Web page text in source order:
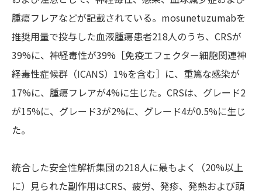
腫瘍フレアなどが記載されている。mosunetuzumabを
推奨用量で投与した血液腫瘍患者218人のうち、CRSが
39%に、神経毒性が39%［免疫エフェクター細胞関連神
経毒性症候群（ICANS）1%を含む］に、重篤な感染が
17%に、腫瘍フレアが4%に生じた。CRSは、グレード2
が15%に、グレード3が2%に、グレード4が0.5%に生じ
た。
統合した安全性解析集団の218人に最もよく（20%以上
に）見られた副作用はCRS、疲労、発疹、発熱および頭